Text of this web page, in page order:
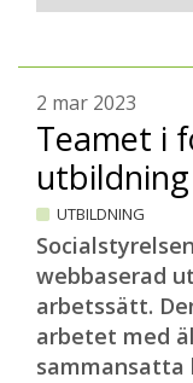
2 mar 2023
Teamet i
utbildning
UTBILDNING
webbaserad
arbetssätt.
arbetet med
sammansatta